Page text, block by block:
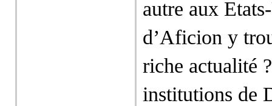
autre aux
d’Aficion y
riche actualité
institutions de